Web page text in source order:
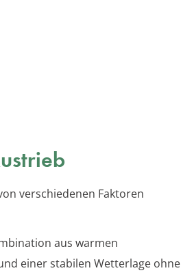
verschiedenen Faktoren
aus warmen
einer stabilen Wetterlage ohne